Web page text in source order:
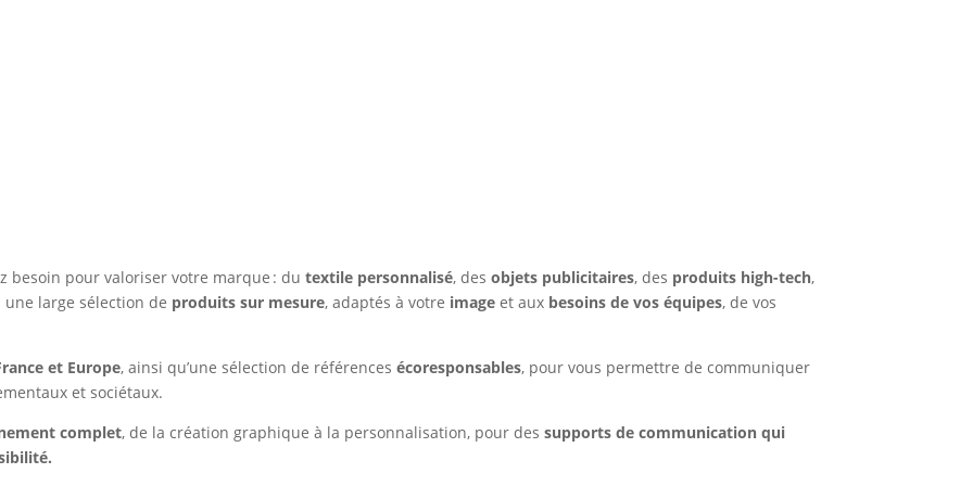
besoin pour valoriser votre marque : dutextile personnalisé, desobjets publicitaires, des produits high-tech,
large sélection de produits sur mesure, adaptés à votre image et aux besoins de vos équipes, de vos
et Europe, ainsi qu’une sélection de référencesécoresponsables, pour vous permettre de communiquer
et sociétaux.
complet, de la création graphique à la personnalisation, pour dessupports de communication qui